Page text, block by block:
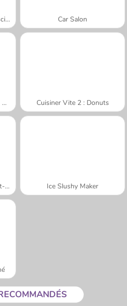
Bébé Hazel : Journée à la piscine Car Salon
Livre de Coloriage : Licornes Mignonnes Cuisiner Vite 2 : Donuts
Razzia sur les burgers et hot-dogs Ice Slushy Maker